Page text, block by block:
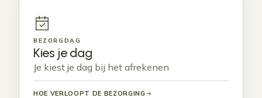
BEZORGDAG
Kies je dag
Je kiest je dag bij het afrekenen
HOE VERLOOPT DE BEZORGING